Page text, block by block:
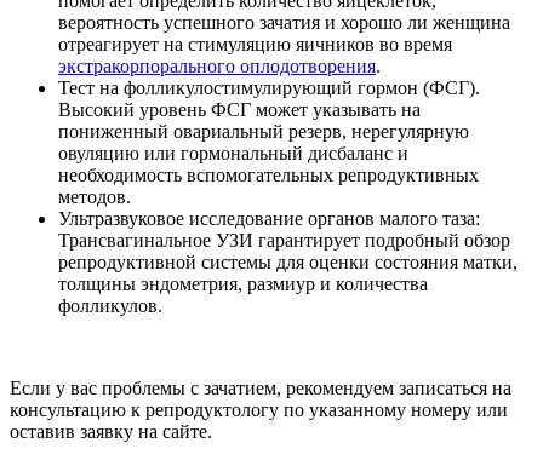
вероятность успешного зачатия и хорошо ли женщина
отреагирует на стимуляцию яичников во время
экстракорпорального оплодотворения.
Тест на фолликулостимулирующий гормон (ФСГ).
Высокий уровень ФСГ может указывать на
пониженный овариальный резерв, нерегулярную
овуляцию или гормональный дисбаланс и
необходимость вспомогательных репродуктивных
методов.
Ультразвуковое исследование органов малого таза:
Трансвагинальное УЗИ гарантирует подробный обзор
репродуктивной системы для оценки состояния матки,
толщины эндометрия, размиур и количества
фолликулов.
Если у вас проблемы с зачатием, рекомендуем записаться на
консультацию к репродуктологу по указанному номеру или
оставив заявку на сайте.